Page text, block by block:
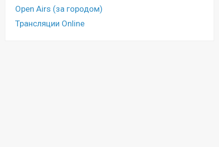
Open Airs (за городом)
Трансляции Online